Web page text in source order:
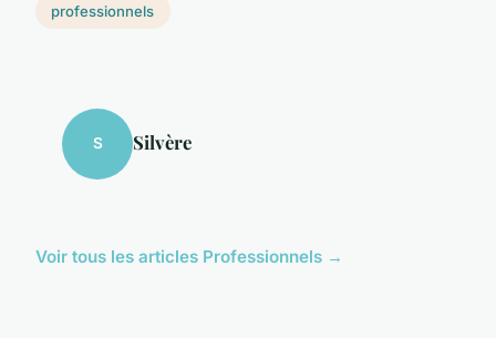
professionnels
S Silvère
Voir tous les articles Professionnels →